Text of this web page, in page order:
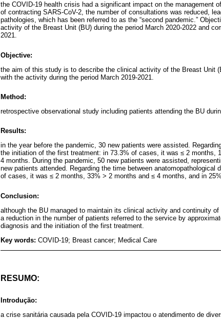
the COVID-19 health crisis had a significant impact on the management
of contracting SARS-CoV-2, the number of consultations was reduced,
pathologies, which has been referred to as the “second pandemic.”
activity of the Breast Unit (BU) during the period March 2020-2022 and
2021.
Objective:
the aim of this study is to describe the clinical activity of the Breast Unit
with the activity during the period March 2019-2021.
Method:
retrospective observational study including patients attending the BU
Results:
in the year before the pandemic, 30 new patients were assisted.
the initiation of the first treatment: in 73.3% of cases, it was ≤ 2 months,
4 months. During the pandemic, 50 new patients were assisted,
new patients attended. Regarding the time between
of cases, it was ≤ 2 months, 33% > 2 months and ≤ 4 months, and in
Conclusion:
although the BU managed to maintain its clinical activity and continuity
a reduction in the number of patients referred to the service by
diagnosis and the initiation of the first treatment.
Key words: COVID-19; Breast cancer; Medical Care
RESUMO:
Introdução:
a crise sanitária causada pela COVID-19 impactou o atendimento de